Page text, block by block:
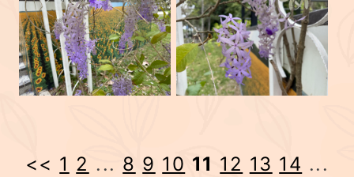
<< 1 2 ... 8 9 10 11 12 13 14 ...